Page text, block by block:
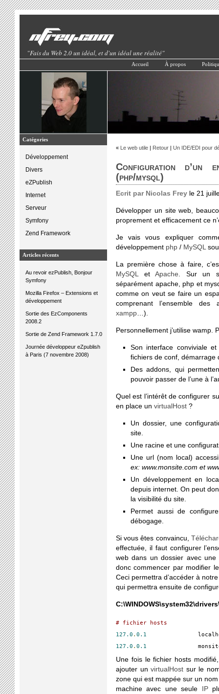
"Fais du Web 2.0 un idéal, et d'un idéal une réalité"
Accueil À propos
Catégories
Développement
Divers
eZPublish
Internet
Serveur
Symfony
Zend Framework
Articles récents
Au revoir ezPublish, Bonjour
Symfony
Mozilla Firefox – Extensions et
développement
Sortie des EzComponents
2008.2
Sortie de Zend Framework 1.7.0
Journée développeur eZpublish
à Paris (7 novembre 2008)
« Le web utile | Retour | Un IDE/EDI pour
Configuration d’un
(php/mysql)
Ecrit par Nicolas Frey le 21
Développer un site web,
proprement et efficacement ce
Je vais vous expliquer
développement php / MySQL
La première chose à faire,
MySQLet Apache. Sur un
séparément apache, php et
comme on veut se faire un
comprenant l’ensemble des
xampp…).
Personnellement j’utilise wamp.
Son interface conviviale
fichiers de conf,
Des addons, qui
pouvoir passer de l’une à
Quel est l’intérêt de configurer
en place un virtualHost ?
Un dossier, une
site.
Une racine et une
Une url (nom local)
ex: www.monsite.com et
Un développement en
depuis internet. On peut
la visibilité du site.
Permet aussi de
débogage.
Si vous êtes convaincu,
effectuée, il faut configurer
web dans un dossier avec une
donc commencer par modifier
Ceci permettra d’accéder à
qui permettra ensuite de
# fichier hosts
127.0 . 0.1
127.0 . 0.1
Une fois le fichier hosts
ajouter unvirtualHost sur le
zone qui est mappée sur un
machine avec une seule
IP